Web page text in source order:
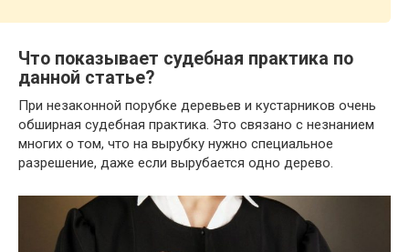
Что показывает судебная практика по
данной статье?
При незаконной порубке деревьев и кустарников очень
обширная судебная практика. Это связано с незнанием
многих о том, что на вырубку нужно специальное
разрешение, даже если вырубается одно дерево.